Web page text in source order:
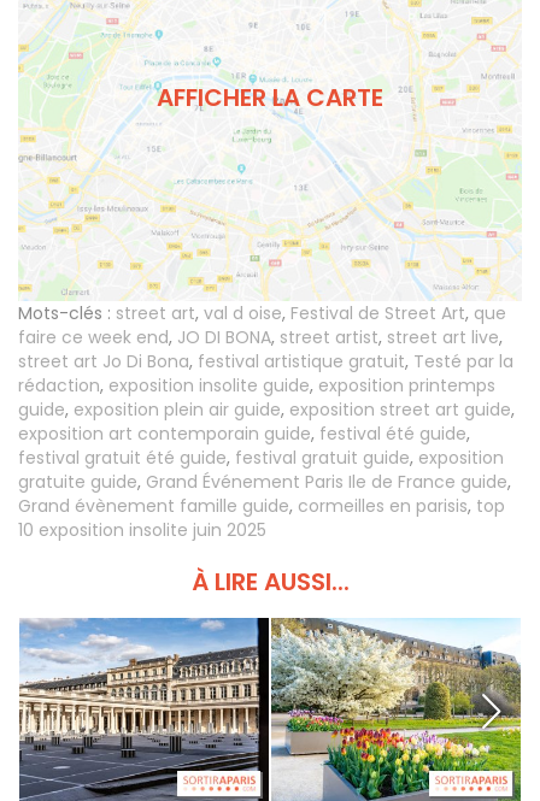
AFFICHER LA CARTE
Mots-clés : street art, val d oise, Festival de Street Art, que
faire ce week end, JO DI BONA, street artist, street art live,
street art Jo Di Bona, festival artistique gratuit, Testé par la
rédaction, exposition insolite guide, exposition printemps
guide, exposition plein air guide, exposition street art guide,
exposition art contemporain guide, festival été guide,
festival gratuit été guide, festival gratuit guide, exposition
gratuite guide, Grand Événement Paris Ile de France guide,
Grand évènement famille guide, cormeilles en parisis, top
10 exposition insolite juin 2025
À LIRE AUSSI...